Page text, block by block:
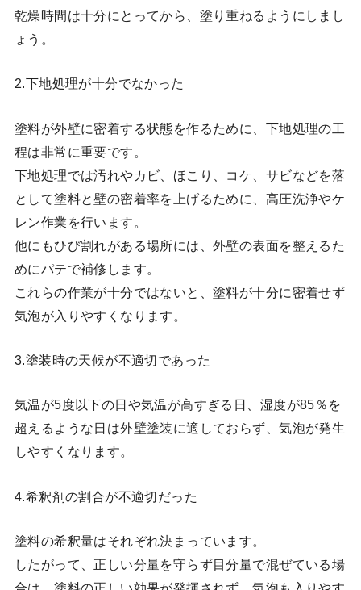
乾燥時間は十分にとってから、塗り重ねるようにしまし
ょう。
2.下地処理が十分でなかった
塗料が外壁に密着する状態を作るために、下地処理の工
程は非常に重要です。
下地処理では汚れやカビ、ほこり、コケ、サビなどを落
として塗料と壁の密着率を上げるために、高圧洗浄やケ
レン作業を行います。
他にもひび割れがある場所には、外壁の表面を整えるた
めにパテで補修します。
これらの作業が十分ではないと、塗料が十分に密着せず
気泡が入りやすくなります。
3.塗装時の天候が不適切であった
気温が5度以下の日や気温が高すぎる日、湿度が85％を
超えるような日は外壁塗装に適しておらず、気泡が発生
しやすくなります。
4.希釈剤の割合が不適切だった
塗料の希釈量はそれぞれ決まっています。
したがって、正しい分量を守らず目分量で混ぜている場